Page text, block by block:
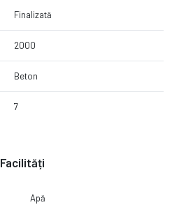
Finalizată
2000
Beton
7
Facilități
Apă